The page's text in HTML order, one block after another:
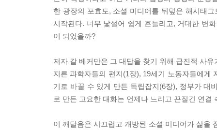
한 광장의 포효도, 소셜 미디어를 뒤덮은 해시태
시작된다. 너무 낯설어 쉽게 흔들리고, 거대한 변
이 되었을까?
저자 갈 베커만은 그 대답을 찾기 위해 급진적 사
지른 과학자들의 편지(1장), 19세기 노동자들에게
기로 바꿀 수 있게 만든 독립잡지(6장), 정부가 대
로 만든 고요한 대화는 언제나 느리고 끈질긴 연결
이 깨달음은 시끄럽고 개방된 소셜 미디어가 삶을